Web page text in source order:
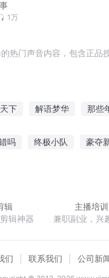
1万
热门声音内容，包含正品
下 解语梦华 那些
天 放荡不羁的人生不
吗 终极小队 豪夺
辑
辑神器
主播培训
兼职副业，兴
们 联系我们 公司新